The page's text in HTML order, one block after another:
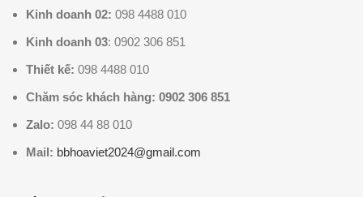
Kinh doanh 02: 098 4488 010
Kinh doanh 03: 0902 306 851
Thiết kế: 098 4488 010
Chăm sóc khách hàng: 0902 306 851
Zalo: 098 44 88 010
Mail: bbhoaviet2024@gmail.com